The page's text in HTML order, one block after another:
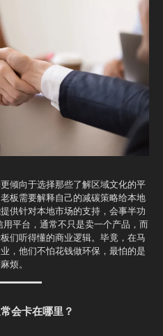
倾向于选择那些了解区域文化的平
板需要解释自己的减碳策略给本地
供针对本地市场的支持，会事半功
平台，通常不只是卖一个产品，而
们听得懂的商业逻辑。毕竟，在马
，他们不怕花钱做环保，最怕的是
烦。
会卡在哪里？